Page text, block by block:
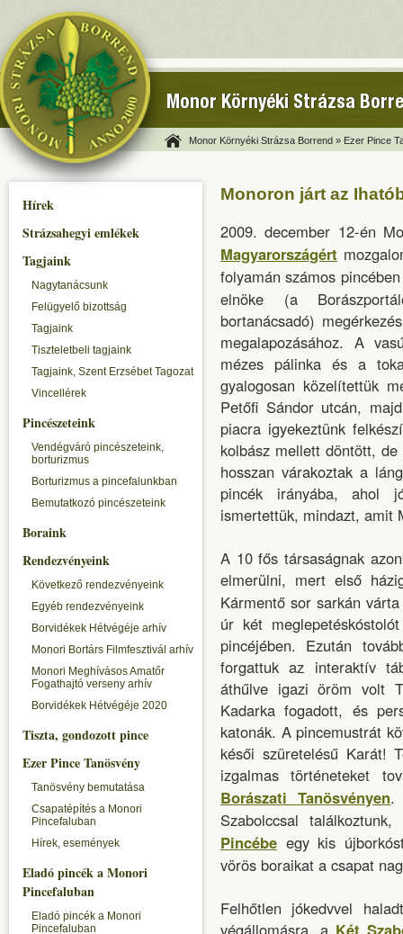
Monor Környéki Strázsa
Monor Környéki Strázsa Borrend » Ezer Pince
Hírek
Strázsahegyi emlékek
Tagjaink
Nagytanácsunk
Felügyelő bizottság
Tagjaink
Tiszteletbeli tagjaink
Tagjaink, Szent Erzsébet Tagozat
Vincellérek
Pincészeteink
Vendégváró pincészeteink,
borturizmus
Borturizmus a pincefalunkban
Bemutatkozó pincészeteink
Boraink
Rendezvényeink
Következő rendezvényeink
Egyéb rendezvényeink
Borvidékek Hétvégéje arhív
Monori Bortárs Filmfesztivál arhív
Monori Meghívásos Amatőr
Fogathajtó verseny arhív
Borvidékek Hétvégéje 2020
Tiszta, gondozott pince
Ezer Pince Tanösvény
Tanösvény bemutatása
Csapatépítés a Monori
Pincefaluban
Hírek, események
Eladó pincék a Monori
Pincefaluban
Eladó pincék a Monori
Pincefaluban
Monoron járt az
2009. december 12-én
Magyarországért
folyamán számos
elnöke (a
bortanácsadó)
megalapozásához. A
mézes pálinka és a
gyalogosan közelítettük
Petőfi Sándor utcán,
piacra igyekeztünk
kolbász mellett döntött,
hosszan várakoztak a
pincék irányába, ahol
ismertettük, mindazt, amit
A 10 fős társaságnak
elmerülni, mert első
Kármentő sor sarkán
úr két
pincéjében. Ezután
forgattuk az interaktív
áthűlve igazi öröm volt
Kadarka fogadott, és
katonák. A pincemustrát
késői szüretelésű Karát!
izgalmas történeteket
Borászati Tanösvényen.
Szabolccsal
Pincébe egy kis
vörös boraikat a csapat
Felhőtlen jókedvvel
végállomásra, a Két